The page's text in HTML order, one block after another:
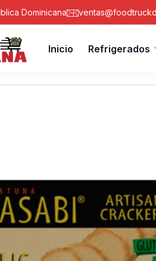
Dominicana
Inicio Refrigerados